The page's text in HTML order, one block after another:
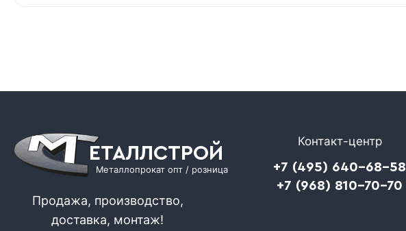
ЕТАЛЛСТРОЙ
Металлопрокат опт / розница
Продажа, производство,
доставка, монтаж!
Контакт-центр
+7 (495) 640-68-58
+7 (968) 810-70-70